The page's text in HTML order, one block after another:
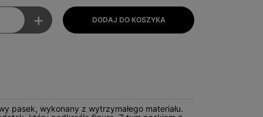
+
pasek, wykonany z wytrzymałego materiału.